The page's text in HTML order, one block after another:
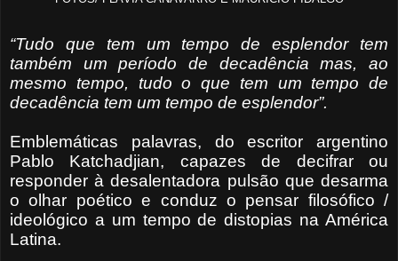
“Tudo que tem um tempo de esplendor tem
também um período de decadência mas, ao
mesmo tempo, tudo o que tem um tempo de
decadência tem um tempo de esplendor”.
Emblemáticas palavras, do escritor argentino
Pablo Katchadjian, capazes de decifrar ou
responder à desalentadora pulsão que desarma
o olhar poético e conduz o pensar filosófico /
ideológico a um tempo de distopias na América
Latina.